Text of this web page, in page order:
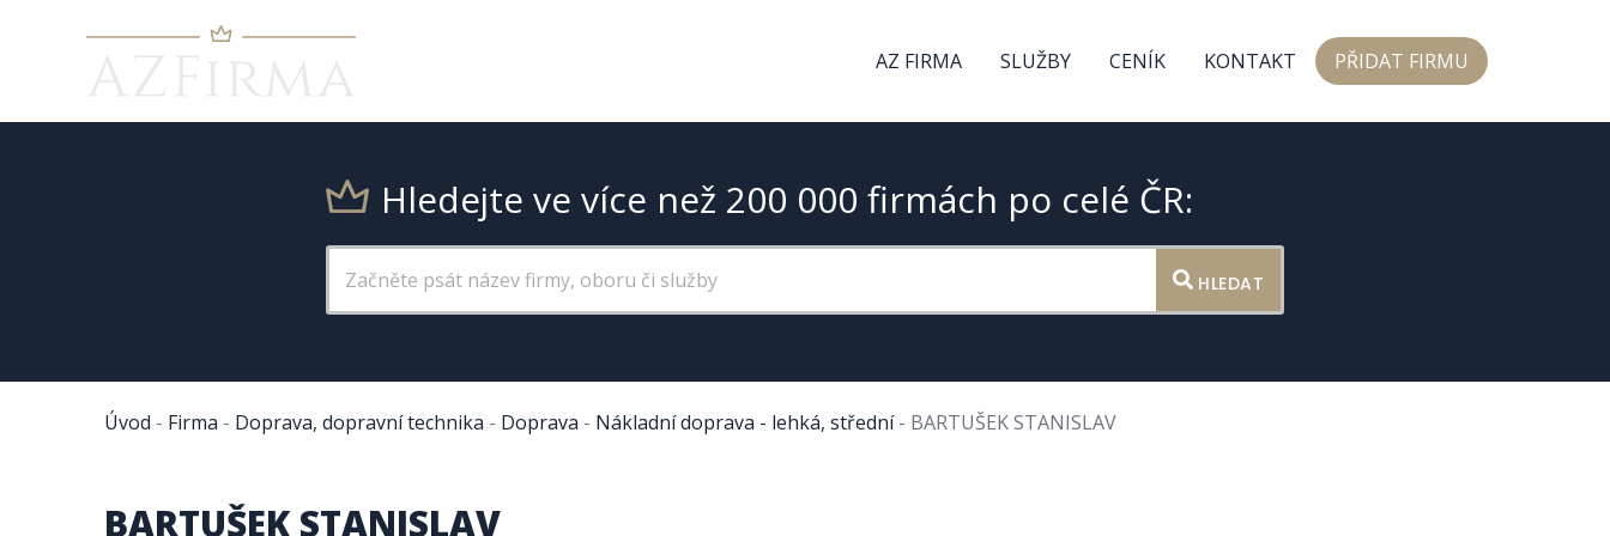
AZ FIRMA SLUŽBY CENÍK KONTAKT PŘIDAT FIRMU
Hledejte ve více než 200 000 firmách po celé ČR:
HLEDAT
Úvod - Firma - Doprava, dopravní technika - Doprava - Nákladní doprava - lehká, střední- BARTUŠEK STANISLAV
BARTUŠEK STANISLAV